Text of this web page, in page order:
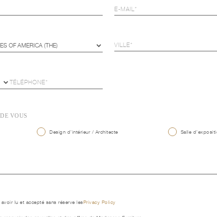
VOUS
Design d'intérieur / Architecte Salle
lu et accepté sans réserve lesPrivacy Policy